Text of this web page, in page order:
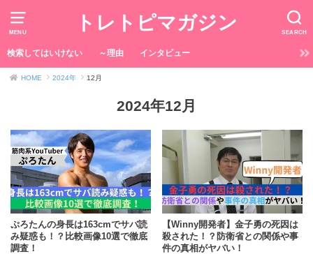
MENU SEARCH
トレトピマガジン
検索してはいけない ～理由 インタビュー
HOME 2024年 12月
2024年12月
ぷろたんの身長は163cmでサバ読
み疑惑も！？比較画像10選で徹底
調査！
【Winny開発者】金子勇の死因は
殺された！？防衛省との関係や事
件の真相がヤバい！